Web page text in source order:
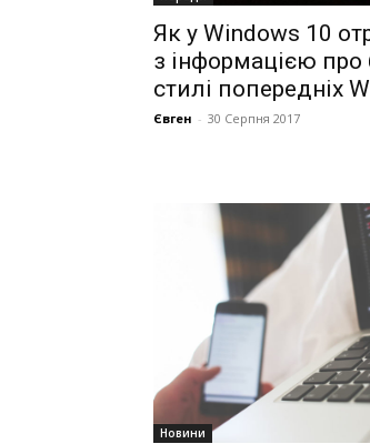
Як у Windows 10
з інформацією про
стилі попередніх
Євген - 30 Серпня 2017
Новини